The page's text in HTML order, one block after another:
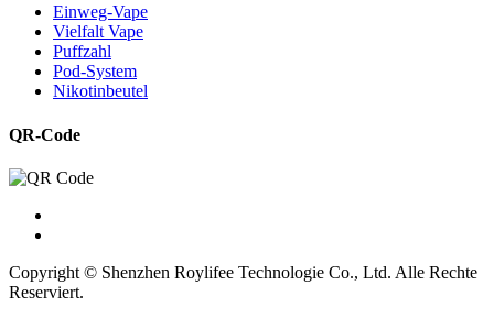
Einweg-Vape
Vielfalt Vape
Puffzahl
Pod-System
Nikotinbeutel
QR-Code
Copyright © Shenzhen Roylifee Technologie Co., Ltd. Alle Rechte
Reserviert.